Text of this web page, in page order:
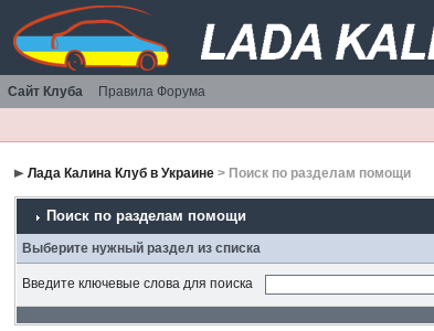
Сайт Клуба Правила Форума
Лада Калина Клуб в Украине > Поиск по разделам помощи
Поиск по разделам помощи
Выберите нужный раздел из списка
Введите ключевые слова для поиска